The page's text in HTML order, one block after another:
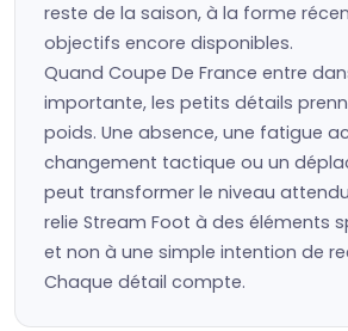
reste de la saison, à la forme
objectifs encore disponibles.
Quand Coupe De France entre
importante, les petits détails
poids. Une absence, une fatigue
changement tactique ou un
peut transformer le niveau
relie Stream Foot à des éléments
et non à une simple intention de
Chaque détail compte.